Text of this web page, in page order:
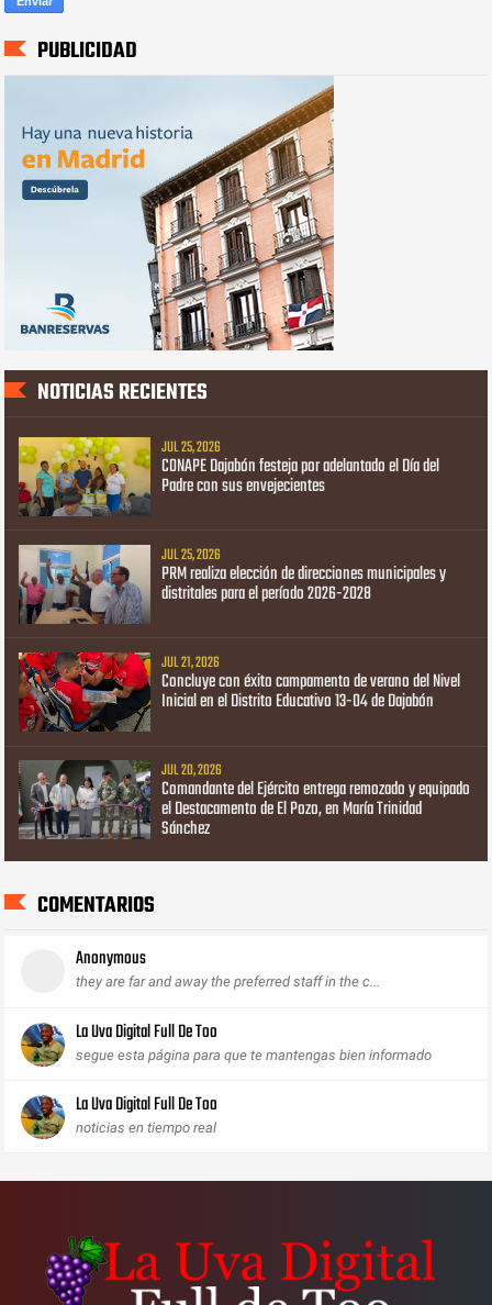
PUBLICIDAD
NOTICIAS RECIENTES
JUL 25, 2026
CONAPE Dajabón festeja por adelantado el Día del
Padre con sus envejecientes
JUL 25, 2026
PRM realiza elección de direcciones municipales y
distritales para el período 2026-2028
JUL 21, 2026
Concluye con éxito campamento de verano del Nivel
Inicial en el Distrito Educativo 13-04 de Dajabón
JUL 20, 2026
Comandante del Ejército entrega remozado y equipado
el Destacamento de El Pozo, en María Trinidad
Sánchez
COMENTARIOS
Anonymous
they are far and away the preferred staff in the c...
La Uva Digital Full De Too
segue esta página para que te mantengas bien informado
La Uva Digital Full De Too
noticias en tiempo real